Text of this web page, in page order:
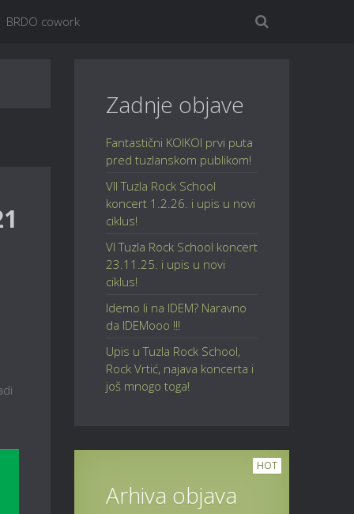
BRDO cowork
Zadnje objave
Fantastični KOIKOI prvi puta
pred tuzlanskom publikom!
VII Tuzla Rock School
koncert 1.2.26. i upis u novi
ciklus!
VI Tuzla Rock School koncert
23.11.25. i upis u novi
ciklus!
Idemo li na IDEM? Naravno
da IDEMooo !!!
Upis u Tuzla Rock School,
Rock Vrtić, najava koncerta i
još mnogo toga!
HOT
Arhiva objava